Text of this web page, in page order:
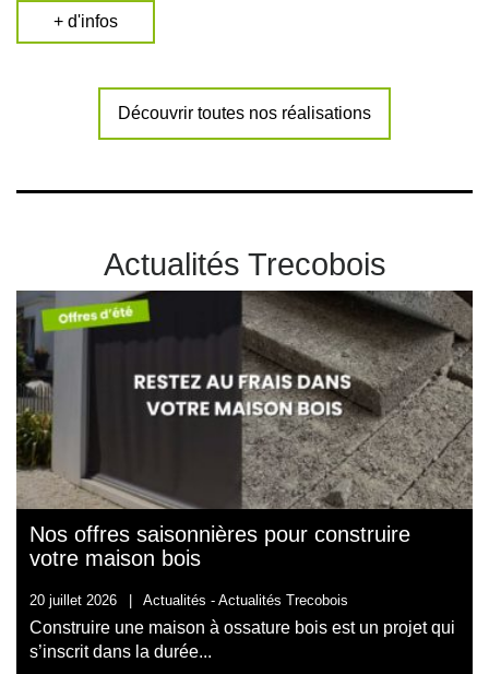
+ d'infos
Découvrir toutes nos réalisations
Actualités Trecobois
Nos offres saisonnières pour construire
votre maison bois
20 juillet 2026 Actualités - Actualités Trecobois
Construire une maison à ossature bois est un projet qui
s’inscrit dans la durée...